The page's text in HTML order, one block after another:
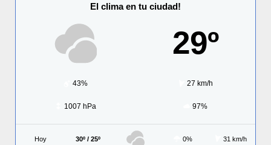
El clima en tu ciudad!
29º
43% 27 km/h
1007 hPa 97%
Hoy 30º / 25º 0% 31 km/h